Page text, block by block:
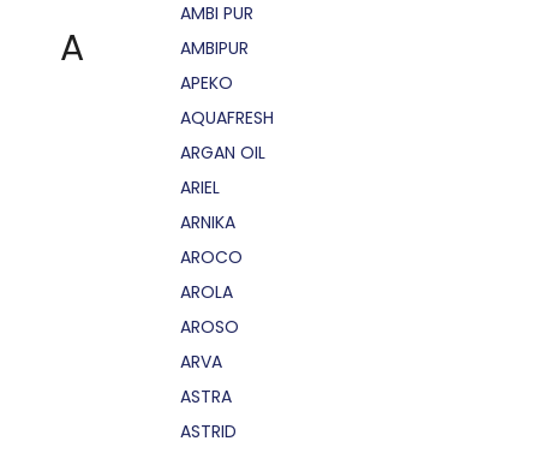
A
AMBI PUR
AMBIPUR
APEKO
AQUAFRESH
ARGAN OIL
ARIEL
ARNIKA
AROCO
AROLA
AROSO
ARVA
ASTRA
ASTRID